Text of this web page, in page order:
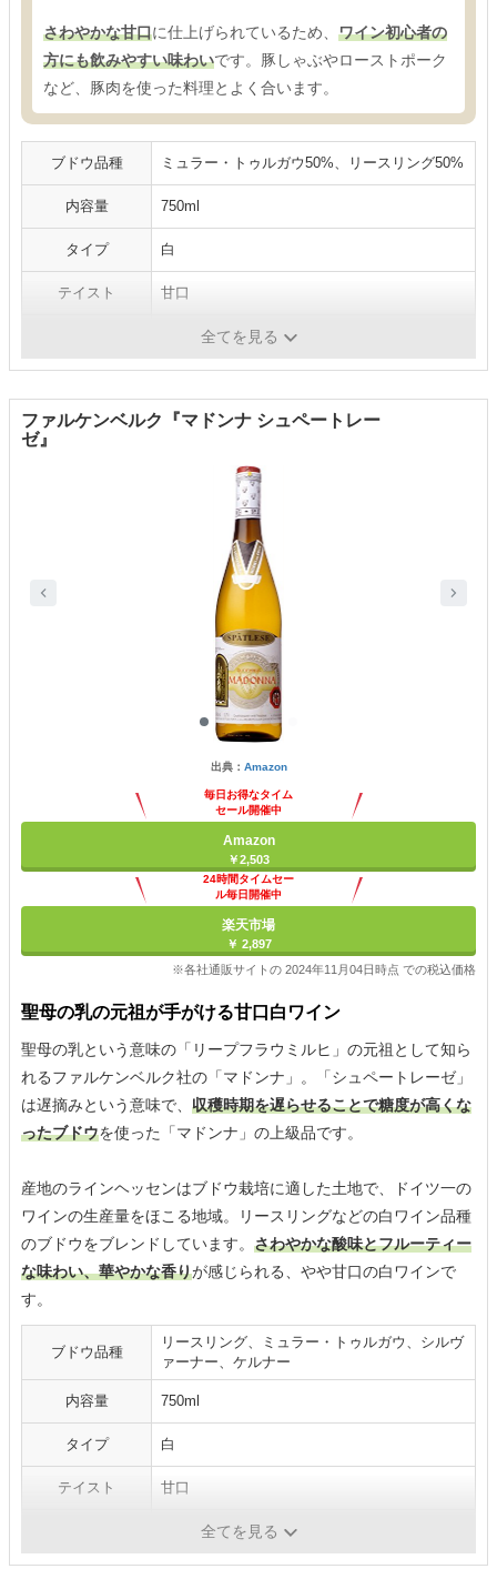
さわやかな甘口に仕上げられているため、 ワイン初心者の
方にも飲みやすい味わいです。豚しゃぶやローストポーク
など、豚肉を使った料理とよく合います。
ブドウ品種 ミュラー・トゥルガウ50%、リースリング50%
内容量 750ml
タイプ 白
テイスト 甘口
Q.b.A.全てを見る
ファルケンベルク『マドンナ シュペートレー
ゼ』
出典： Amazon
毎日お得なタイム
セール開催中
Amazon
￥2,503
24時間タイムセー
ル毎日開催中
楽天市場
￥ 2,897
※各社通販サイトの 2024年11月04日時点 での税込価格
聖母の乳の元祖が手がける甘口白ワイン
聖母の乳という意味の「リープフラウミルヒ」の元祖として知ら
れるファルケンベルク社の「マドンナ」。「シュペートレーゼ」
は遅摘みという意味で、 収穫時期を遅らせることで糖度が高くな
ったブドウを使った「マドンナ」の上級品です。
産地のラインヘッセンはブドウ栽培に適した土地で、ドイツ一の
ワインの生産量をほこる地域。リースリングなどの白ワイン品種
のブドウをブレンドしています。 さわやかな酸味とフルーティー
な味わい、華やかな香りが感じられる、やや甘口の白ワインで
す。
ブドウ品種
リースリング、ミュラー・トゥルガウ、シルヴ
ァーナー、ケルナー
内容量 750ml
タイプ 白
テイスト 甘口
全てを見る